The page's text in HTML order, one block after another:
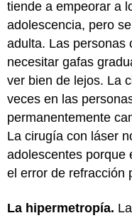
tiende a empeorar a
adolescencia, pero
adulta. Las personas
necesitar gafas
ver bien de lejos. La
veces en las
permanentemente
La cirugía con láser
adolescentes porque
el error de refracción
La hipermetropía.